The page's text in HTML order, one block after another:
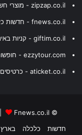
zipzap.co.il - מוצרי חשמל במחירים הגיוניים
fnews.co.il - חדשות כלכלה
giftim.co.il - קניות באינטרנט
ezzytour.com - חופשות בארץ ובעולם
aticket.co.il - כרטיסים להופעות
© Copyright 2026, All Rights Reserved |
Fnews.co.il
חדשות
כלכלה בארץ